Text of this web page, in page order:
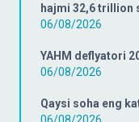
hajmi 32,6 trillion
06/08/2026
YAHM deflyatori
06/08/2026
Qaysi soha eng